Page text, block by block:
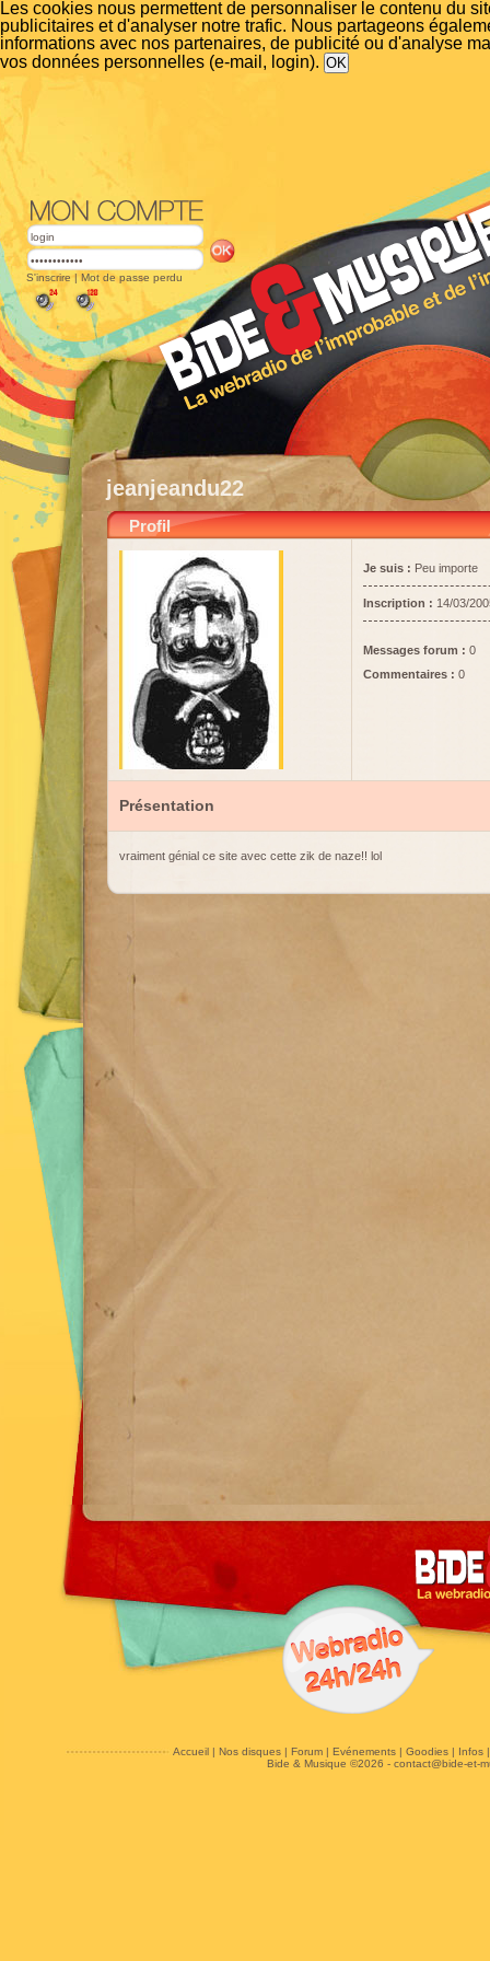
Les cookies nous permettent de personnaliser le contenu du
publicitaires et d'analyser notre trafic. Nous partageons
informations avec nos partenaires, de publicité ou d'analyse
vos données personnelles (e-mail, login).
S'inscrire | Mot de passe perdu
jeanjeandu22
Profil
Je suis : Peu importe
Inscription : 14/03/
Messages forum : 0
Commentaires : 0
Présentation
vraiment génial ce site avec cette zik de naze!! lol
Accueil| Nos disques| Forum| Evénements| Goodies| Infos
Bide & Musique ©2026 - contact@bide-et-